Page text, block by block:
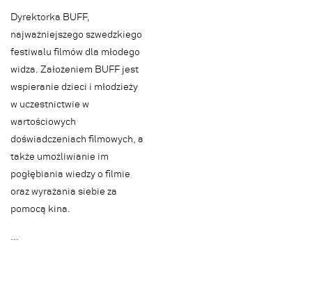
Dyrektorka BUFF,
najważniejszego szwedzkiego
festiwalu filmów dla młodego
widza. Założeniem BUFF jest
wspieranie dzieci i młodzieży
w uczestnictwie w
wartościowych
doświadczeniach filmowych, a
także umożliwianie im
pogłębiania wiedzy o filmie
oraz wyrażania siebie za
pomocą kina.
...